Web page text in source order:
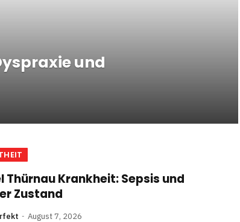
und
Thürnau Krankheit: Sepsis und
Zustand
August 7, 2026